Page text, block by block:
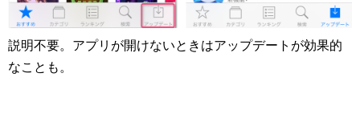
説明不要。アプリが開けないときはアップデートが効果的
なことも。